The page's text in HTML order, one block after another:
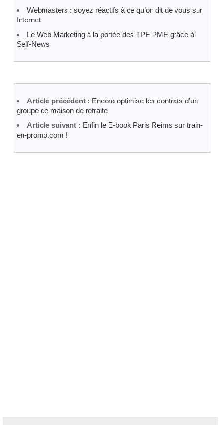
Webmasters : soyez réactifs à ce qu’on dit de vous sur
Internet
Le Web Marketing à la portée des TPE PME grâce à
Self-News
Article précédent : Eneora optimise les contrats d’un
groupe de maison de retraite
Article suivant : Enfin le E-book Paris Reims sur train-
en-promo.com !